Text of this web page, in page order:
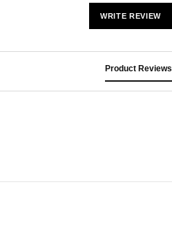
WRITE REVIEW
Product Reviews